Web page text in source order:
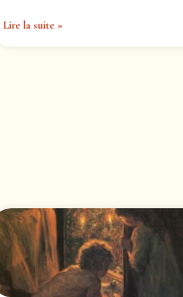
Lire la suite »